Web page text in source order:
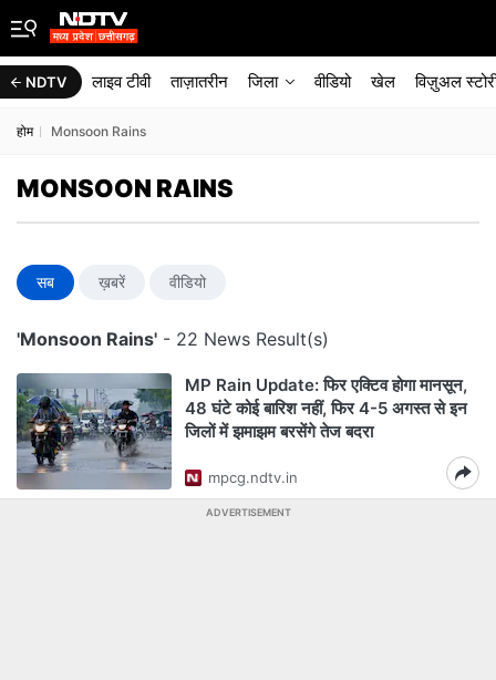
NDTV लाइव टीवी ताज़ातरीन जिला वीडियो खेल विज़ुअल
होम Monsoon Rains
MONSOON RAINS
सब ख़बरें वीडियो
'Monsoon Rains' - 22 News Result(s)
MP Rain Update: फिर एक्टिव होगा मानसून,
48 घंटे कोई बारिश नहीं, फिर 4-5 अगस्त से इन
जिलों में झमाझम बरसेंगे तेज बदरा
mpcg.ndtv.in
ADVERTISEMENT